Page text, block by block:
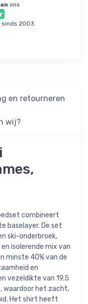
ons
sinds 2003.
en retourneren
wij?
combineert
baselayer. De set
ski-onderbroek,
isolerende mix van
minste 40% van de
en
vezeldikte van 19,5
waardoor het zacht,
Het shirt heeft